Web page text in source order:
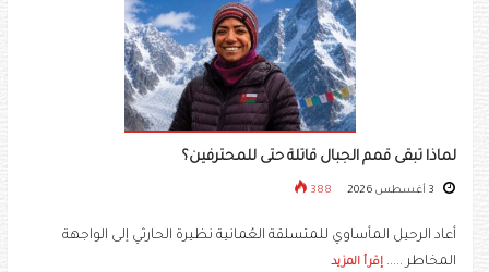
لماذا تبقى قمم الجبال قاتلة حتى للمحترفين؟
388
أعاد الرحيل المأساوي للمتسلقة العُمانية نظيرة الحارثي إلى الواجهة
المخاطر ..... إقرأ المزيد